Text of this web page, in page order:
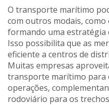
O transporte marítimo
com outros modais,
formando uma estratégia
Isso possibilita que as
eficiente a centros de
Muitas empresas
transporte marítimo para
operações,
rodoviário para os